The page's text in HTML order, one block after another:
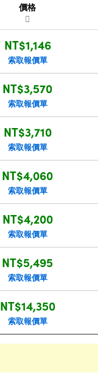
價格
NT$1,146
索取報價單
NT$3,570
索取報價單
NT$3,710
索取報價單
NT$4,060
索取報價單
NT$4,200
索取報價單
NT$5,495
索取報價單
NT$14,350
索取報價單